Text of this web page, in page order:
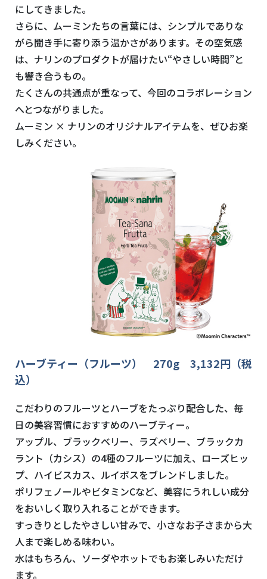
にしてきました。
さらに、ムーミンたちの言葉には、シンプルでありな
がら聞き手に寄り添う温かさがあります。その空気感
は、ナリンのプロダクトが届けたい“やさしい時間”と
も響き合うもの。
たくさんの共通点が重なって、今回のコラボレーション
へとつながりました。
ムーミン × ナリンのオリジナルアイテムを、ぜひお楽
しみください。
ハーブティー（フルーツ） 270g 3,132円（税
込）
こだわりのフルーツとハーブをたっぷり配合した、毎
日の美容習慣におすすめのハーブティー。
アップル、ブラックベリー、ラズベリー、ブラックカ
ラント（カシス）の4種のフルーツに加え、ローズヒッ
プ、ハイビスカス、ルイボスをブレンドしました。
ポリフェノールやビタミンCなど、美容にうれしい成分
をおいしく取り入れることができます。
すっきりとしたやさしい甘みで、小さなお子さまから大
人まで楽しめる味わい。
水はもちろん、ソーダやホットでもお楽しみいただけ
ます。